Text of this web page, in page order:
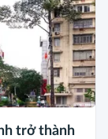
trở thành